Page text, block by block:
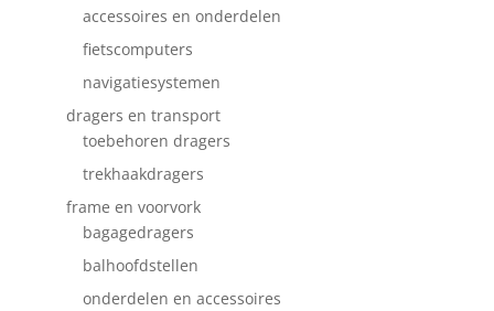
accessoires en onderdelen
fietscomputers
navigatiesystemen
dragers en transport
toebehoren dragers
trekhaakdragers
frame en voorvork
bagagedragers
balhoofdstellen
onderdelen en accessoires